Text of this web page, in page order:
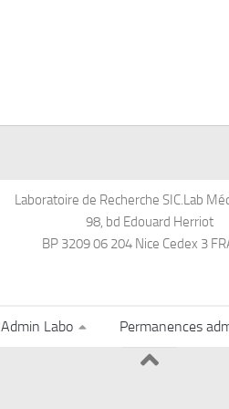
Laboratoire de Recherche SIC.Lab
98, bd Edouard Herriot
BP 3209 06 204 Nice Cedex 3
Admin Labo Permanences